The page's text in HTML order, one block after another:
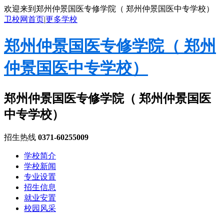
欢迎来到郑州仲景国医专修学院（ 郑州仲景国医中专学校）
卫校网首页|更多学校
郑州仲景国医专修学院（ 郑州
仲景国医中专学校）
郑州仲景国医专修学院（ 郑州仲景国医
中专学校）
招生热线 0371-60255009
学校简介
学校新闻
专业设置
招生信息
就业安置
校园风采